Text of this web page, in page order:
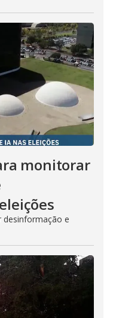
monitorar
desinformação e